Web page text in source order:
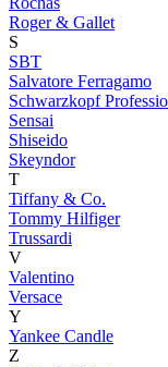
Roger & Gallet
S
SBT
Salvatore Ferragamo
Schwarzkopf
Sensai
Shiseido
Skeyndor
T
Tiffany & Co.
Tommy Hilfiger
Trussardi
V
Valentino
Versace
Y
Yankee Candle
Z